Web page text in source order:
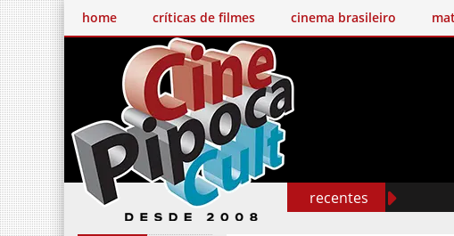
home críticas de filmes cinema brasileiro
recentes